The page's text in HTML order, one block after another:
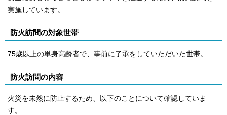
実施しています。
防火訪問の対象世帯
75歳以上の単身高齢者で、事前に了承をしていただいた世帯。
防火訪問の内容
火災を未然に防止するため、以下のことについて確認していま
す。